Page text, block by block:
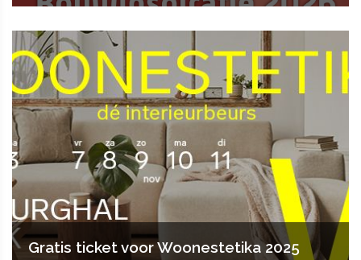
Gratis ticket voor Woonestetika 2025